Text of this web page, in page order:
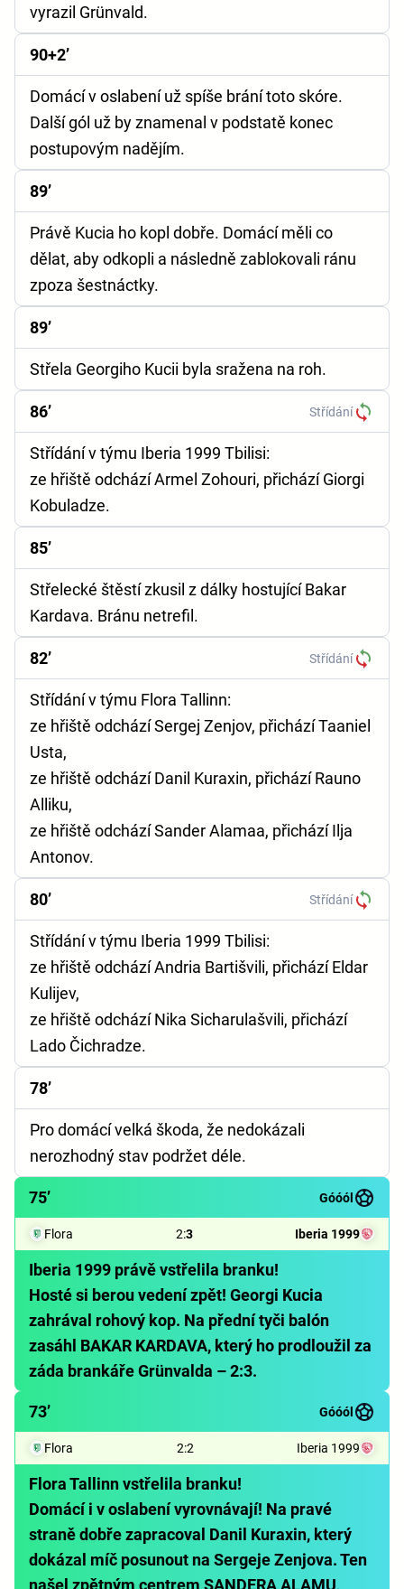
vyrazil Grünvald.
90+2’
Domácí v oslabení už spíše brání toto skóre.
Další gól už by znamenal v podstatě konec
postupovým nadějím.
89’
Právě Kucia ho kopl dobře. Domácí měli co
dělat, aby odkopli a následně zablokovali ránu
zpoza šestnáctky.
89’
Střela Georgiho Kucii byla sražena na roh.
86’ Střídání
Střídání v týmu Iberia 1999 Tbilisi:
ze hřiště odchází Armel Zohouri, přichází Giorgi
Kobuladze.
85’
Střelecké štěstí zkusil z dálky hostující Bakar
Kardava. Bránu netrefil.
82’ Střídání
Střídání v týmu Flora Tallinn:
ze hřiště odchází Sergej Zenjov, přichází Taaniel
Usta,
ze hřiště odchází Danil Kuraxin, přichází Rauno
Alliku,
ze hřiště odchází Sander Alamaa, přichází Ilja
Antonov.
80’ Střídání
Střídání v týmu Iberia 1999 Tbilisi:
ze hřiště odchází Andria Bartišvili, přichází Eldar
Kulijev,
ze hřiště odchází Nika Sicharulašvili, přichází
Lado Čichradze.
78’
Pro domácí velká škoda, že nedokázali
nerozhodný stav podržet déle.
75’ Góóól
Flora 2:3 Iberia 1999
Iberia 1999 právě vstřelila branku!
Hosté si berou vedení zpět! Georgi Kucia
zahrával rohový kop. Na přední tyči balón
zasáhl BAKAR KARDAVA, který ho prodloužil za
záda brankáře Grünvalda – 2:3.
73’ Góóól
Flora 2:2 Iberia 1999
Flora Tallinn vstřelila branku!
Domácí i v oslabení vyrovnávají! Na pravé
straně dobře zapracoval Danil Kuraxin, který
dokázal míč posunout na Sergeje Zenjova. Ten
našel zpětným centrem SANDERA ALAMU,